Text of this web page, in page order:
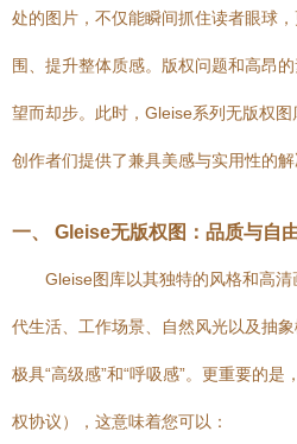
处的图片，不仅能瞬间抓住读者眼球
围、提升整体质感。版权问题和高昂
望而却步。此时，Gleise系列无版权
创作者们提供了兼具美感与实用性的解
一、 Gleise无版权图：品质与自
Gleise图库以其独特的风格和高
代生活、工作场景、自然风光以及抽
极具“高级感”和“呼吸感”。更重要的
权协议），这意味着您可以：